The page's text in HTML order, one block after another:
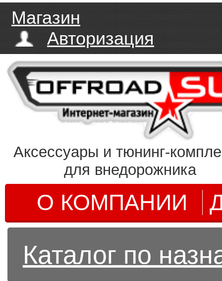
Магазин
Авторизация
Аксессуары и тюнинг-
для внедорожника
О КОМПАНИИ
Каталог по